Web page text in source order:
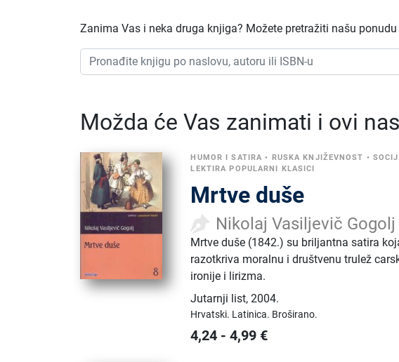
Zanima Vas i neka druga knjiga? Možete pretražiti našu
Možda će Vas zanimati i ovi
HUMOR I SATIRA • RUSKA KNJIŽEVNOST •
LEKTIRA POPULARNI KLASICI
Mrtve duše
Nikolaj Vasiljevič Gogolj
Mrtve duše (1842.) su briljantna satira
razotkriva moralnu i društvenu trulež
ironije i lirizma.
Jutarnji list,2004.
Hrvatski. Latinica. Broširano.
4,24 -4,99 €